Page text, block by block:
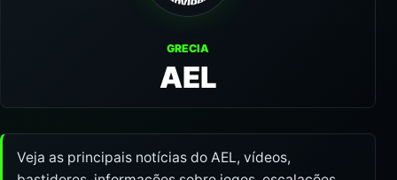
GRECIA
AEL
Veja as principais notícias do AEL, vídeos,